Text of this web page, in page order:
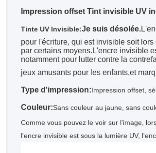
Impression offset Tint invisible UV
Tinte UV Invisible:Je suis désolée.
pour l'écriture, qui est invisible soit
par certains moyens.L'encre invisible
notamment pour lutter contre la
jeux amusants pour les enfants,et
Type d'impression:Impression offset,
Couleur:Sans couleur au jaune, sans
Comme vous pouvez le voir sur l'image,
l'encre invisible est sous la lumière UV,